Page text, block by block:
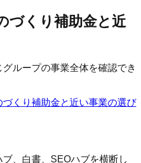
づくり補助金と近
ループの事業全体を確認でき
づくり補助金と近い事業の選び
、白書、SEOハブを横断し